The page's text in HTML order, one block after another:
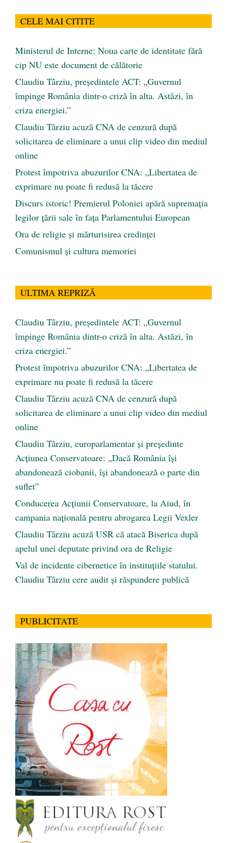
CELE MAI CITITE
Ministerul de Interne: Noua carte de identitate fără
cip NU este document de călătorie
Claudiu Târziu, președintele ACT: „Guvernul
împinge România dintr-o criză în alta. Astăzi, în
criza energiei.”
Claudiu Târziu acuză CNA de cenzură după
solicitarea de eliminare a unui clip video din mediul
online
Protest împotriva abuzurilor CNA: „Libertatea de
exprimare nu poate fi redusă la tăcere
Discurs istoric! Premierul Poloniei apără supremația
legilor țării sale în fața Parlamentului European
Ora de religie şi mărturisirea credinţei
Comunismul şi cultura memoriei
ULTIMA REPRIZĂ
Claudiu Târziu, președintele ACT: „Guvernul
împinge România dintr-o criză în alta. Astăzi, în
criza energiei.”
Protest împotriva abuzurilor CNA: „Libertatea de
exprimare nu poate fi redusă la tăcere
Claudiu Târziu acuză CNA de cenzură după
solicitarea de eliminare a unui clip video din mediul
online
Claudiu Târziu, europarlamentar și președinte
Acțiunea Conservatoare: „Dacă România își
abandonează ciobanii, își abandonează o parte din
suflet”
Conducerea Acțiunii Conservatoare, la Aiud, în
campania națională pentru abrogarea Legii Vexler
Claudiu Târziu acuză USR că atacă Biserica după
apelul unei deputate privind ora de Religie
Val de incidente cibernetice în instituțiile statului.
Claudiu Târziu cere audit și răspundere publică
PUBLICITATE